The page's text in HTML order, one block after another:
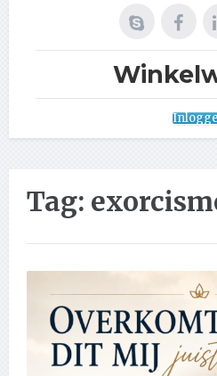
Tag: